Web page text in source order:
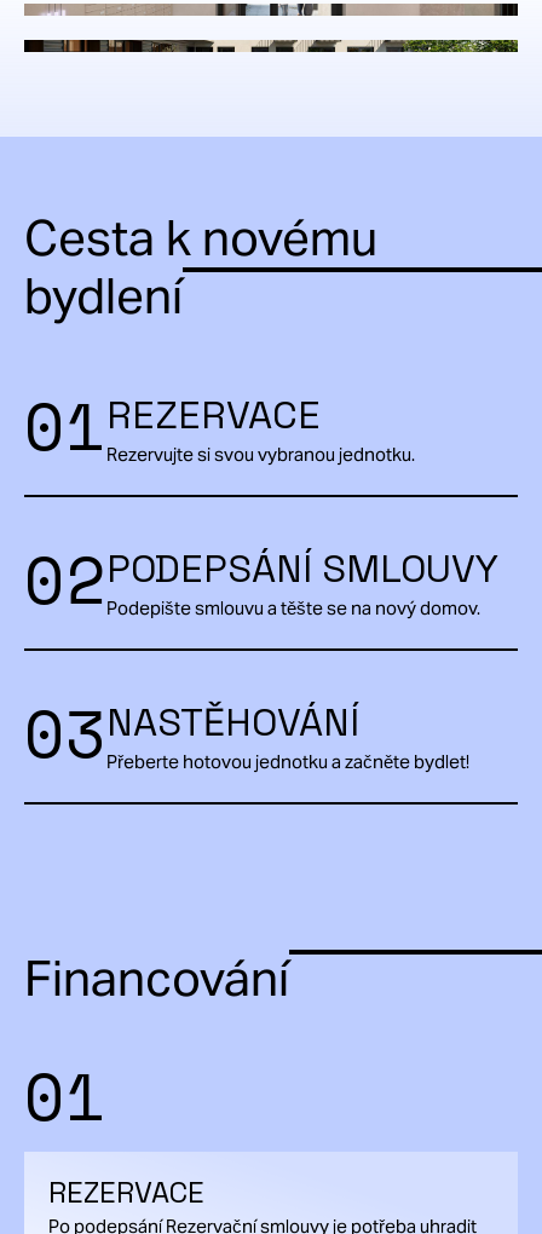
Cesta k novému
bydlení
01REZERVACE
Rezervujte si svou vybranou jednotku.
02PODEPSÁNÍ SMLOUVY
Podepište smlouvu a těšte se na nový domov.
03NASTĚHOVÁNÍ
Přeberte hotovou jednotku a začněte bydlet!
Financování
01
REZERVACE
Po podepsání Rezervační smlouvy je potřeba uhradit